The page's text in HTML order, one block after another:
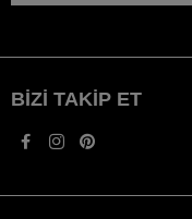
BIZI TAKIP ET